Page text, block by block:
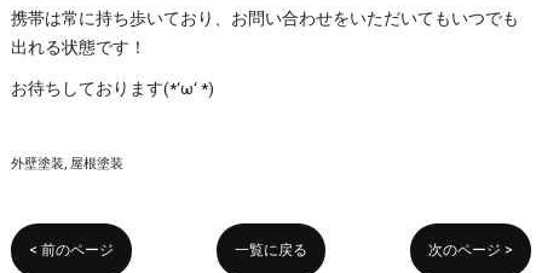
携帯は常に持ち歩いており、お問い合わせをいただいてもいつでも
出れる状態です！
お待ちしております(*‘ω‘ *)
外壁塗装 屋根塗装
< 前のページ 一覧に戻る 次のページ >